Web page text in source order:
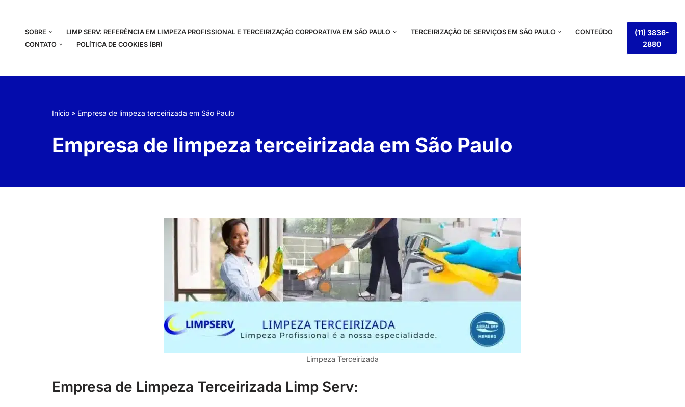
PularSOBRE LIMP SERV: REFERÊNCIA EM LIMPEZA PROFISSIONAL E TERCEIRIZAÇÃO CORPORATIVA EM SÃO PAULO TERCEIRIZAÇÃO DE SERVIÇOS EM SÃO PAULO
CONTEÚDO
CONTATO
POLÍTICA DE COOKIES (BR)
(11) 3836-
2880
Início » Empresa de limpeza terceirizada em São Paulo
Empresa de limpeza terceirizada em São Paulo
Limpeza Terceirizada
Empresa de Limpeza Terceirizada Limp Serv: